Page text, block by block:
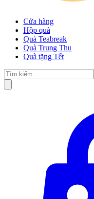
Cửa hàng
Hộp quà
Quà Teabreak
Quà Trung Thu
Quà tặng Tết